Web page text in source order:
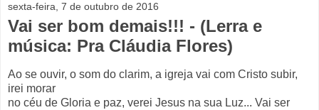
sexta-feira, 7 de outubro de 2016
Vai ser bom demais!!! - (Lerra e
música: Pra Cláudia Flores)
Ao se ouvir, o som do clarim, a igreja vai com Cristo subir,
irei morar
no céu de Gloria e paz, verei Jesus na sua Luz... Vai ser